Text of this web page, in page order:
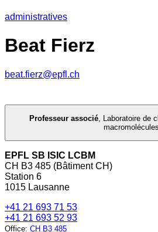
administratives
Beat Fierz
beat.fierz@epfl.ch
Professeur associé, Laboratoire de
macromolécules
EPFL SB ISIC LCBM
CH B3 485 (Bâtiment CH)
Station 6
1015 Lausanne
+41 21 693 71 53
+41 21 693 52 93
Office: CH B3 485